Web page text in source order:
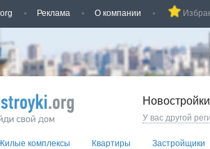
Реклама О компании
У вас другой
комплексы Квартиры Застройщики